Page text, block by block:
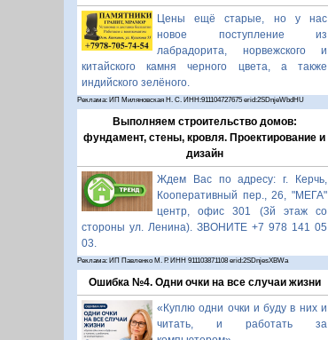
Цены ещё старые, но у нас
новое поступление из
лабрадорита, норвежского и
китайского камня черного цвета, а также
индийского зелёного.
Реклама: ИП Миляновская Н. С. ИНН:911104727675 erid:2SDnjeWbdHU
Выполняем строительство домов:
фундамент, стены, кровля. Проектирование и
дизайн
Ждем Вас по адресу: г. Керчь,
Кооперативный пер., 26, "МЕГА"
центр, офис 301 (3й этаж со
стороны ул. Ленина). ЗВОНИТЕ +7 978 141 05
03.
Реклама: ИП Павленко М. Р. ИНН 911103871108 erid:2SDnjesXBWa
Ошибка №4. Одни очки на все случаи жизни
«Куплю одни очки и буду в них и
читать, и работать за